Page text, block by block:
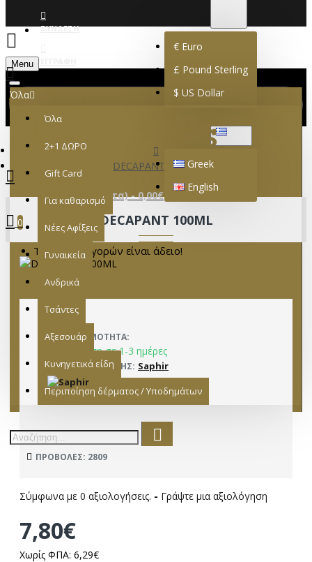
ΣΎΝΔΕΣΗ
€ Euro
£ Pound Sterling
$ US Dollar
Greek
English
Menu
0 προϊόν(τα) - 0,00€
0
Το καλάθι αγορών είναι άδειο!
Όλα
Όλα
2+1 ΔΩΡΟ
Gift Card
Για καθαρισμό
Νέες Αφίξεις
Γυναικεία
Ανδρικά
Τσάντες
Αξεσουάρ
Κυνηγετικά είδη
Περιποίηση δέρματος / Υποδημάτων
DECAPANT 100ML
DECAPANT 100ML
ΔΙΑΘΕΣΙΜΌΤΗΤΑ:
Παράδοση σε 1-3 ημέρες
ΚΑΤΑΣΚΕΥΑΣΤΉΣ: Saphir
ΜΟΝΤΈΛΟ: 15281005
ΠΡΟΒΟΛΈΣ: 2809
Σύμφωνα με 0 αξιολογήσεις. - Γράψτε μια αξιολόγηση
7,80€
Χωρίς ΦΠΑ: 6,29€